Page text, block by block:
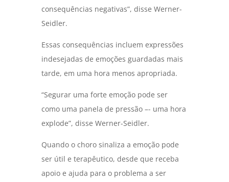
consequências negativas”, disse Werner-
Seidler.
Essas consequências incluem expressões
indesejadas de emoções guardadas mais
tarde, em uma hora menos apropriada.
“Segurar uma forte emoção pode ser
como uma panela de pressão –- uma hora
explode”, disse Werner-Seidler.
Quando o choro sinaliza a emoção pode
ser útil e terapêutico, desde que receba
apoio e ajuda para o problema a ser